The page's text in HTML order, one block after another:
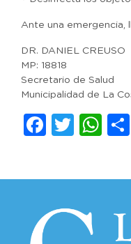
Ante una emergencia,
DR. DANIEL CREUSO
MP: 18818
Secretario de Salud
Municipalidad de La